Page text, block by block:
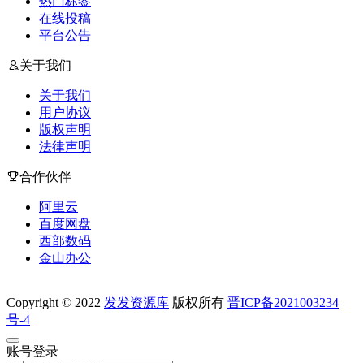
在线投稿
平台公告
关于我们
关于我们
用户协议
版权声明
法律声明
合作伙伴
阿里云
百度网盘
西部数码
金山办公
Copyright © 2022 发发资源库 版权所有 晋ICP备2021003234
号-4
账号登录